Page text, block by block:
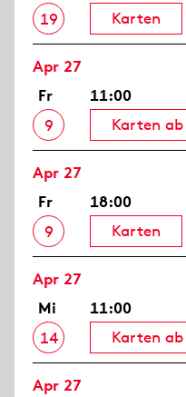
19
Karten
Apr 27
Fr
9
11:00
Karten
Apr 27
Fr
9
18:00
Karten
Apr 27
Mi
14
11:00
Karten
Apr 27